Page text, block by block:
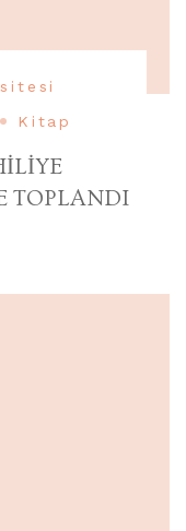
Kitap
TOPLANDI